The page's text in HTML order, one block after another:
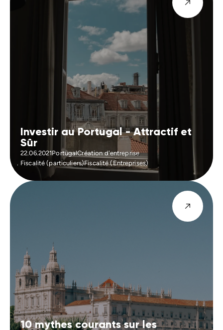
Investir au Portugal - Attractif et
Sûr
22.06.2021PortugalCréation d'entreprise
Fiscalité (particuliers)Fiscalité (Entreprises)
10 mythes courants sur les